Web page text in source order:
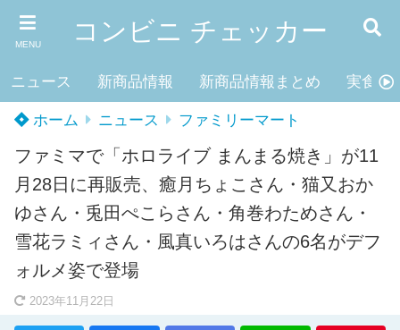
MENU コンビニ チェッカー
ニュース 新商品情報 新商品情報まとめ 実食レ
ホーム ニュース ファミリーマート
ファミマで「ホロライブ まんまる焼き」が11
月28日に再販売、癒月ちょこさん・猫又おか
ゆさん・兎田ぺこらさん・角巻わためさん・
雪花ラミィさん・風真いろはさんの6名がデフ
ォルメ姿で登場
2023年11月22日